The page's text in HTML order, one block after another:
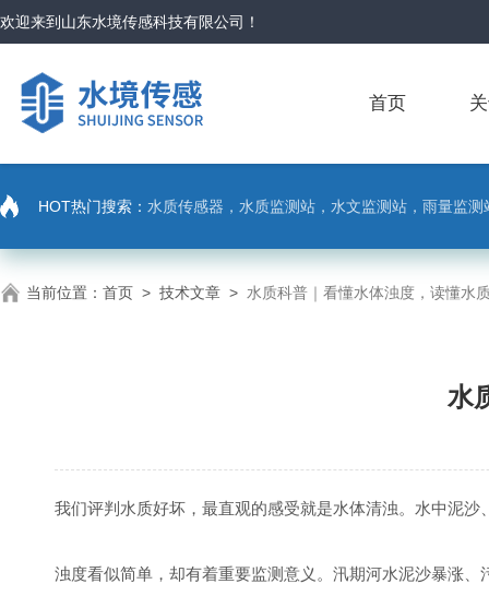
欢迎来到 山东水境传感科技有限公司 ！
首页
HOT热门搜索： 水质传感器，水质监测站，水文监测站，雨量监
当前位置： 首页 > 技术文章 > 水质科普｜看懂水体浊度，读懂水
水
我们评判水质好坏，最直观的感受就是水体清浊。水中泥
浊度看似简单，却有着重要监测意义。汛期河水泥沙暴涨